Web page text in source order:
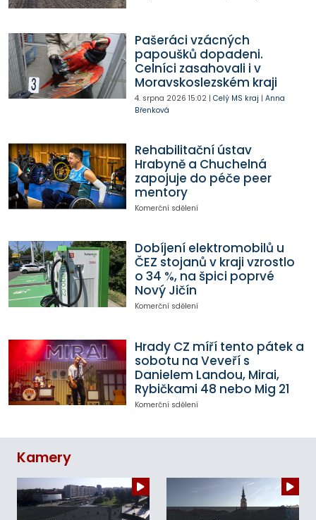
Pašeráci vzácných
papoušků dopadeni.
Celníci zasahovali i v
Moravskoslezském kraji
4. srpna 2026 15:02| Celý MS kraj | Anna
Břenková
Rehabilitační ústav
Hrabyně a Chuchelná
zapojuje do péče peer
mentory
Komerční sdělení
Dobíjení elektromobilů u
ČEZ stojanů v kraji vzrostlo
o 34 %, na špici poprvé
Nový Jičín
Komerční sdělení
Hrady CZ míří tento pátek a
sobotu na Veveří s
Danielem Landou, Mirai,
Rybičkami 48 nebo Mig 21
Komerční sdělení
Kamery